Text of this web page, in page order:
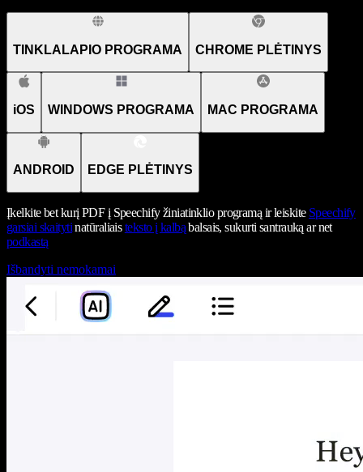
TINKLALAPIO PROGRAMA CHROME PLĖTINYS
iOS WINDOWS PROGRAMA MAC PROGRAMA
ANDROID EDGE PLĖTINYS
Įkelkite bet kurį PDF į Speechify žiniatinklio programą ir leiskite Speechify
garsiai skaitytinatūraliaisteksto į kalbąbalsais, sukurti santrauką ar net
podkastą
Išbandyti nemokamai